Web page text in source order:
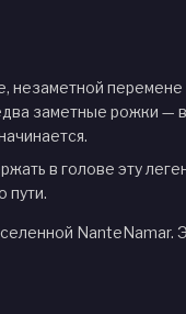
незаметной
заметные рожки
в голове эту
пути.